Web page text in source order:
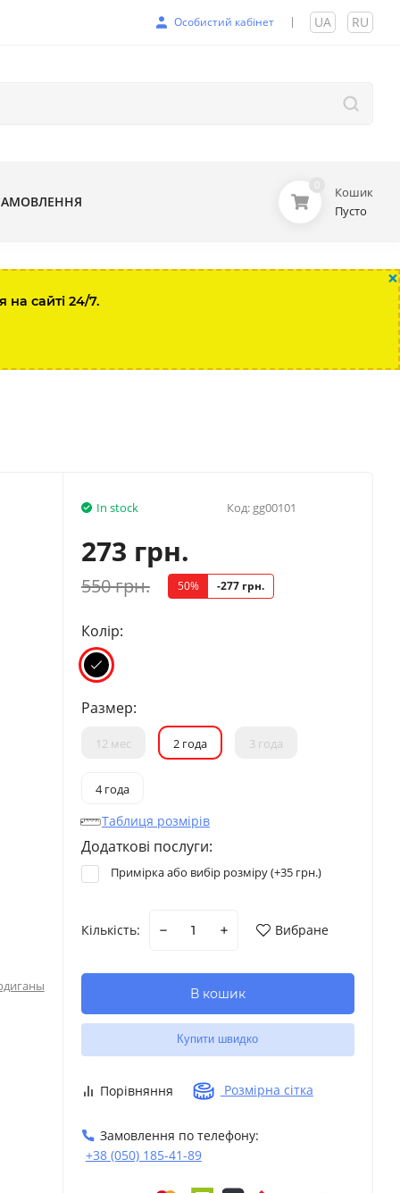
Особистий кабінет UA RU
0
Кошик
Пусто
×
сайті 24/7.
In stock Код: gg00101
273 грн.
550 грн. 50% -277 грн.
Колір:
Размер:
12 мес 2 года 3 года
4 года
Таблиця розмірів
Додаткові послуги:
Примірка або вибір розміру (+35 грн.)
Кількість: Вибране
В кошик
Купити швидко
Порівняння Розмірна сітка
Замовлення по телефону:
+38 (050) 185-41-89